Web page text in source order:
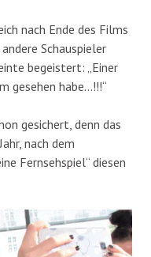
nach Ende des Films
Schauspieler
begeistert: „Einer
gesehen habe…!!!“
gesichert, denn das
nach dem
Fernsehspiel“ diesen